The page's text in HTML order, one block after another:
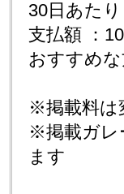
30日あた
支払額 ：
おすすめ
※掲載料は
※掲載ガレ
ます